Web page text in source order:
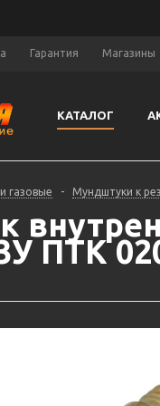
Гарантия Магазины
КАТАЛОГ
газовые - Мундштуки к
ПТК